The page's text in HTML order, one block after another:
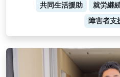
共同生活援助 就労継
障害者支